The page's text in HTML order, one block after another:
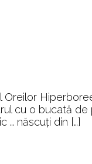
Oreilor
cu o bucată de
… născuți din […]